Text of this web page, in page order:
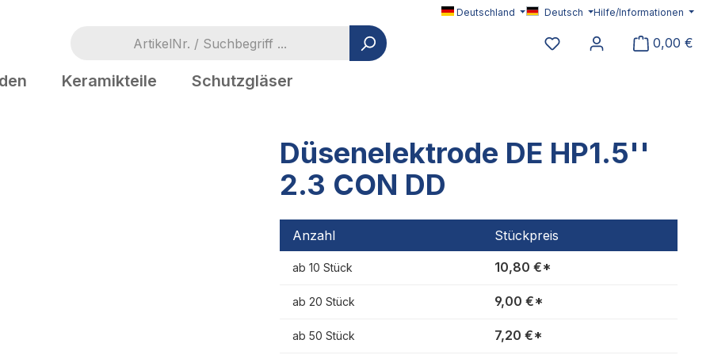
Deutschland Deutsch Hilfe/Informationen
Du hast 0 Produkte auf
0,00 €
Keramikteile Schutzgläser
Düsenelektrode DE HP1.5''
2.3 CON DD
Anzahl Stückpreis
ab 10 Stück 10,80 €*
ab 20 Stück 9,00 €*
ab 50 Stück 7,20 €*